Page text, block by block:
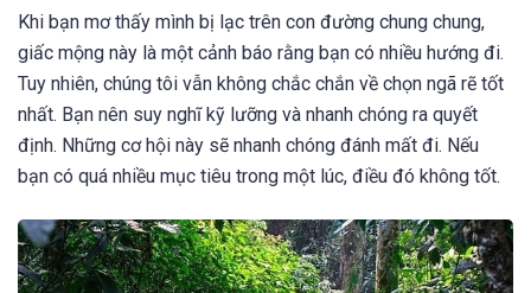
Khi bạn mơ thấy mình bị lạc trên con đường chung chung,
giấc mộng này là một cảnh báo rằng bạn có nhiều hướng đi.
Tuy nhiên, chúng tôi vẫn không chắc chắn về chọn ngã rẽ tốt
nhất. Bạn nên suy nghĩ kỹ lưỡng và nhanh chóng ra quyết
định. Những cơ hội này sẽ nhanh chóng đánh mất đi. Nếu
bạn có quá nhiều mục tiêu trong một lúc, điều đó không tốt.